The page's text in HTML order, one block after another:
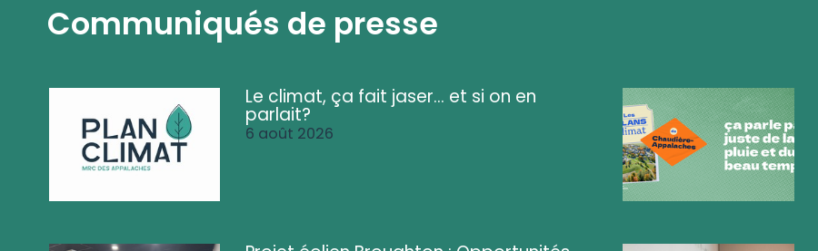
Communiqués de presse
Le climat, ça fait jaser... et si on en
parlait?
6 août 2026